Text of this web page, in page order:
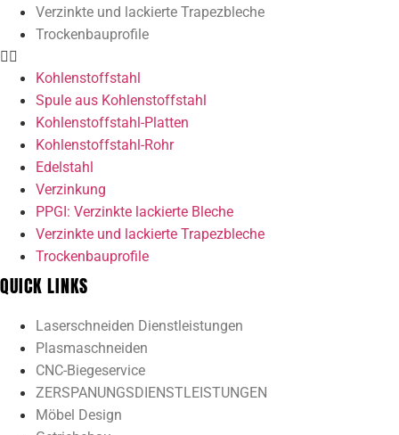
Verzinkte und lackierte Trapezbleche
Trockenbauprofile
Kohlenstoffstahl
Spule aus Kohlenstoffstahl
Kohlenstoffstahl-Platten
Kohlenstoffstahl-Rohr
Edelstahl
Verzinkung
PPGI: Verzinkte lackierte Bleche
Verzinkte und lackierte Trapezbleche
Trockenbauprofile
QUICK LINKS
Laserschneiden Dienstleistungen
Plasmaschneiden
CNC-Biegeservice
ZERSPANUNGSDIENSTLEISTUNGEN
Möbel Design